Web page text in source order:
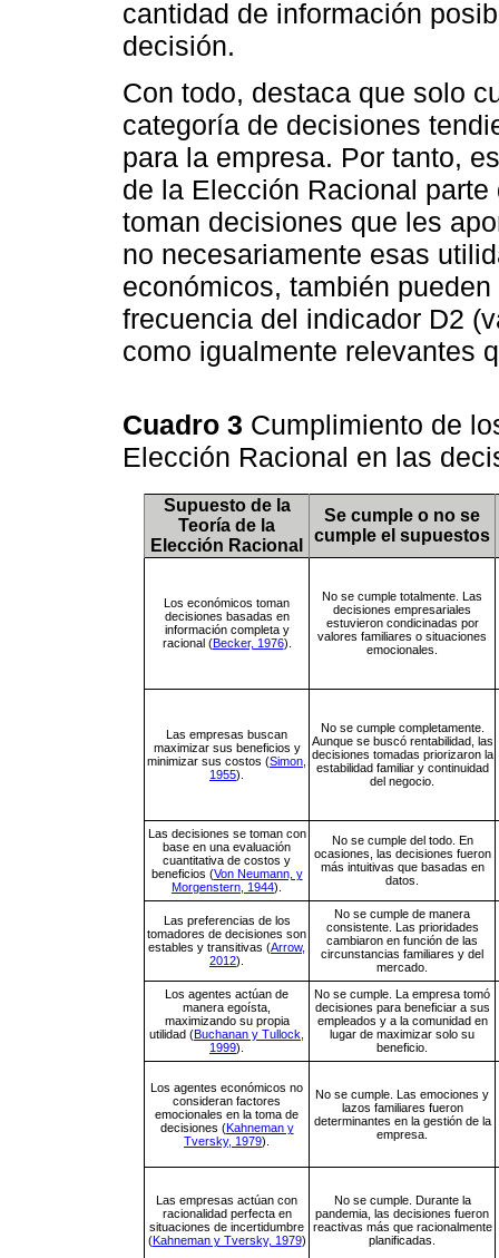
cantidad de información
decisión.
Con todo, destaca que solo
categoría de decisiones
para la empresa. Por tanto,
de la Elección Racional
toman decisiones que les
no necesariamente esas
económicos, también
frecuencia del indicador D2
como igualmente relevantes
Cuadro 3 Cumplimiento de
Elección Racional en las
Supuesto de la
Teoría de la
Elección Racional
Se cumple o no se
cumple el supuestos
Los económicos toman
decisiones basadas en
información completa y
racional (Becker, 1976).
No se cumple totalmente. Las
decisiones empresariales
estuvieron condicinadas por
valores familiares o situaciones
emocionales.
Las empresas buscan
maximizar sus beneficios y
minimizar sus costos (Simon,
1955).
No se cumple completamente.
Aunque se buscó rentabilidad, las
decisiones tomadas priorizaron la
estabilidad familiar y continuidad
del negocio.
Las decisiones se toman con
base en una evaluación
cuantitativa de costos y
beneficios (Von Neumann, y
Morgenstern, 1944).
No se cumple del todo. En
ocasiones, las decisiones fueron
más intuitivas que basadas en
datos.
Las preferencias de los
tomadores de decisiones son
estables y transitivas (Arrow,
2012).
No se cumple de manera
consistente. Las prioridades
cambiaron en función de las
circunstancias familiares y del
mercado.
Los agentes actúan de
manera egoísta,
maximizando su propia
utilidad (Buchanan y Tullock,
1999).
No se cumple. La empresa tomó
decisiones para beneficiar a sus
empleados y a la comunidad en
lugar de maximizar solo su
beneficio.
Los agentes económicos no
consideran factores
emocionales en la toma de
decisiones (Kahneman y
Tversky, 1979).
No se cumple. Las emociones y
lazos familiares fueron
determinantes en la gestión de la
empresa.
Las empresas actúan con
racionalidad perfecta en
situaciones de incertidumbre
(Kahneman y Tversky, 1979)
No se cumple. Durante la
pandemia, las decisiones fueron
reactivas más que racionalmente
planificadas.